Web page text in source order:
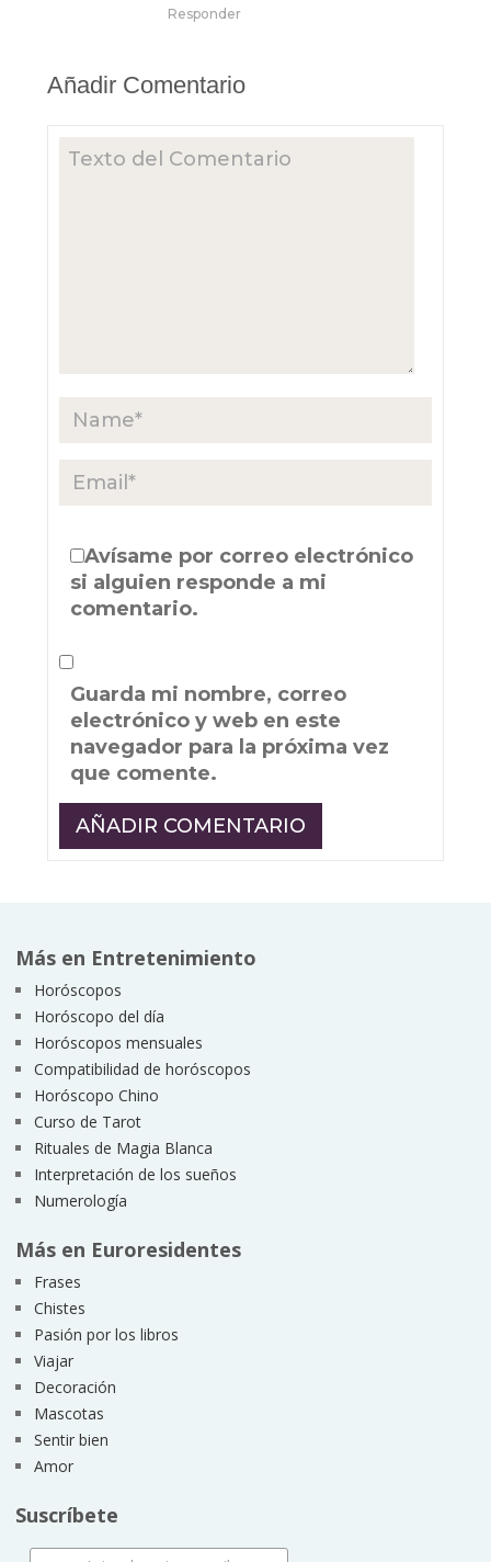
Responder
Añadir Comentario
Avísame por correo electrónico
si alguien responde a mi
comentario.
Guarda mi nombre, correo
electrónico y web en este
navegador para la próxima vez
que comente.
Más en Entretenimiento
Horóscopos
Horóscopo del día
Horóscopos mensuales
Compatibilidad de horóscopos
Horóscopo Chino
Curso de Tarot
Rituales de Magia Blanca
Interpretación de los sueños
Numerología
Más en Euroresidentes
Frases
Chistes
Pasión por los libros
Viajar
Decoración
Mascotas
Sentir bien
Amor
Suscríbete